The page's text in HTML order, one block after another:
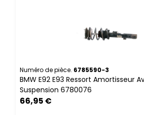
Numéro de pièce. 6785590-3
BMW E92 E93 Ressort Amortisseur
Suspension 6780076
66,95 €